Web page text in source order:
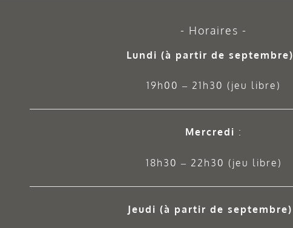
Horaires
Lundi (à partir de septembre)
19h00 – 21h30 (jeu libre)
Mercredi :
18h30 – 22h30 (jeu libre)
Jeudi (à partir de septembre)